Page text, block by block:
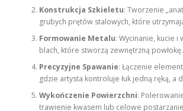
Konstrukcja Szkieletu: Tworzenie
grubych prętów stalowych, które
Formowanie Metalu: Wycinanie, kucie i
blach, które stworzą zewnętrzną powłokę.
Precyzyjne Spawanie: Łączenie
gdzie artysta kontroluje łuk jedną ręką, a
Wykończenie Powierzchni:
trawienie kwasem lub celowe